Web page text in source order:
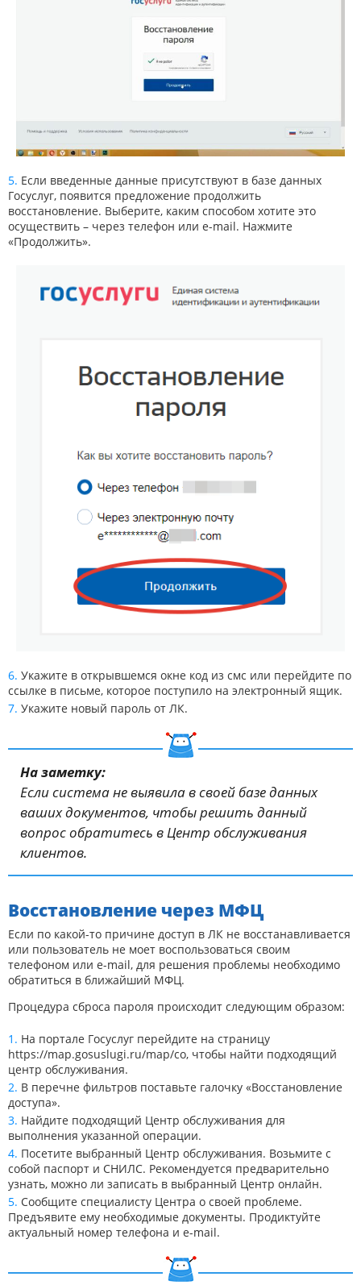
Если введенные данные присутствуют в базе данных
Госуслуг, появится предложение продолжить
восстановление. Выберите, каким способом хотите это
осуществить – через телефон или e-mail. Нажмите
«Продолжить».
Укажите в открывшемся окне код из смс или перейдите по
ссылке в письме, которое поступило на электронный ящик.
Укажите новый пароль от ЛК.
На заметку:
Если система не выявила в своей базе данных
ваших документов, чтобы решить данный
вопрос обратитесь в Центр обслуживания
клиентов.
Восстановление через МФЦ
Если по какой-то причине доступ в ЛК не восстанавливается
или пользователь не моет воспользоваться своим
телефоном или e-mail, для решения проблемы необходимо
обратиться в ближайший МФЦ.
Процедура сброса пароля происходит следующим образом:
На портале Госуслуг перейдите на страницу
https://map.gosuslugi.ru/map/co, чтобы найти подходящий
центр обслуживания.
В перечне фильтров поставьте галочку «Восстановление
доступа».
Найдите подходящий Центр обслуживания для
выполнения указанной операции.
Посетите выбранный Центр обслуживания. Возьмите с
собой паспорт и СНИЛС. Рекомендуется предварительно
узнать, можно ли записать в выбранный Центр онлайн.
Сообщите специалисту Центра о своей проблеме.
Предъявите ему необходимые документы. Продиктуйте
актуальный номер телефона и e-mail.